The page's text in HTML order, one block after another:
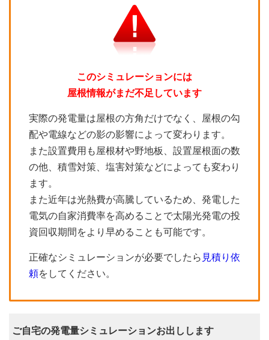
このシミュレーションには
屋根情報がまだ不足しています
実際の発電量は屋根の方角だけでなく、屋根の勾
配や電線などの影の影響によって変わります。
また設置費用も屋根材や野地板、設置屋根面の数
の他、積雪対策、塩害対策などによっても変わり
ます。
また近年は光熱費が高騰しているため、発電した
電気の自家消費率を高めることで太陽光発電の投
資回収期間をより早めることも可能です。
正確なシミュレーションが必要でしたら 見積り依
頼をしてください。
ご自宅の発電量シミュレーションお出しします